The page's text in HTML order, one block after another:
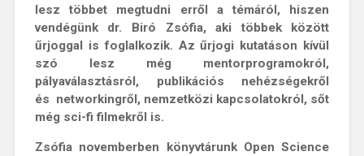
lesz többet megtudni erről a témáról, hiszen
vendégünk dr. Biró Zsófia, aki többek között
űrjoggal is foglalkozik. Az űrjogi kutatáson kívül
szó lesz még mentorprogramokról,
pályaválasztásról, publikációs nehézségekről
és networkingről, nemzetközi kapcsolatokról, sőt
még sci-fi filmekről is.
Zsófia novemberben könyvtárunk Open Science